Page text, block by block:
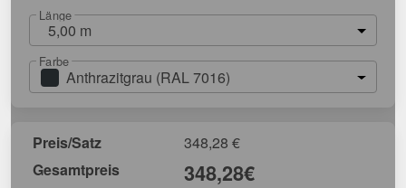
Länge
5,00 m
Farbe
Anthrazitgrau (RAL 7016)
Preis/Satz 348,28 €
Gesamtpreis
348,28€